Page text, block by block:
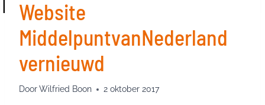
Website
MiddelpuntvanNederland
vernieuwd
DoorWilfried Boon 2 oktober 2017